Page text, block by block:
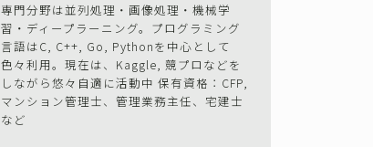
専門分野は並列処理・画像処理・機械学
習・ディープラーニング。プログラミング
言語はC, C++, Go, Pythonを中心として
色々利用。現在は、Kaggle, 競プロなどを
しながら悠々自適に活動中 保有資格：CFP,
マンション管理士、管理業務主任、宅建士
など